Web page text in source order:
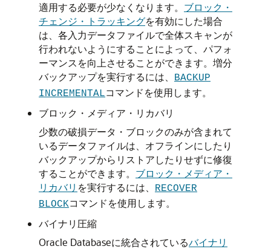
適用する必要が少なくなります。 ブロック・
チェンジ・トラッキングを有効にした場合
は、各入力データファイルで全体スキャンが
行われないようにすることによって、パフォ
ーマンスを向上させることができます。増分
バックアップを実行するには、
BACKUP
INCREMENTALコマンドを使用します。
ブロック・メディア・リカバリ
少数の破損データ・ブロックのみが含まれて
いるデータファイルは、オフラインにしたり
バックアップからリストアしたりせずに修復
することができます。 ブロック・メディア・
リカバリ を実行するには、
RECOVER
BLOCKコマンドを使用します。
バイナリ圧縮
Oracle Databaseに統合されているバイナリ